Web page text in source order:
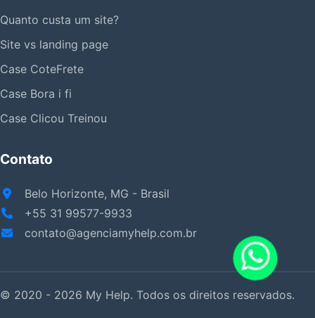
Quanto custa um site?
Site vs landing page
Case CoteFrete
Case Bora i fi
Case Clicou Treinou
Contato
Belo Horizonte, MG - Brasil
+55 31 99577-9933
contato@agenciamyhelp.com.br
© 2020 - 2026 My Help. Todos os direitos reservados.